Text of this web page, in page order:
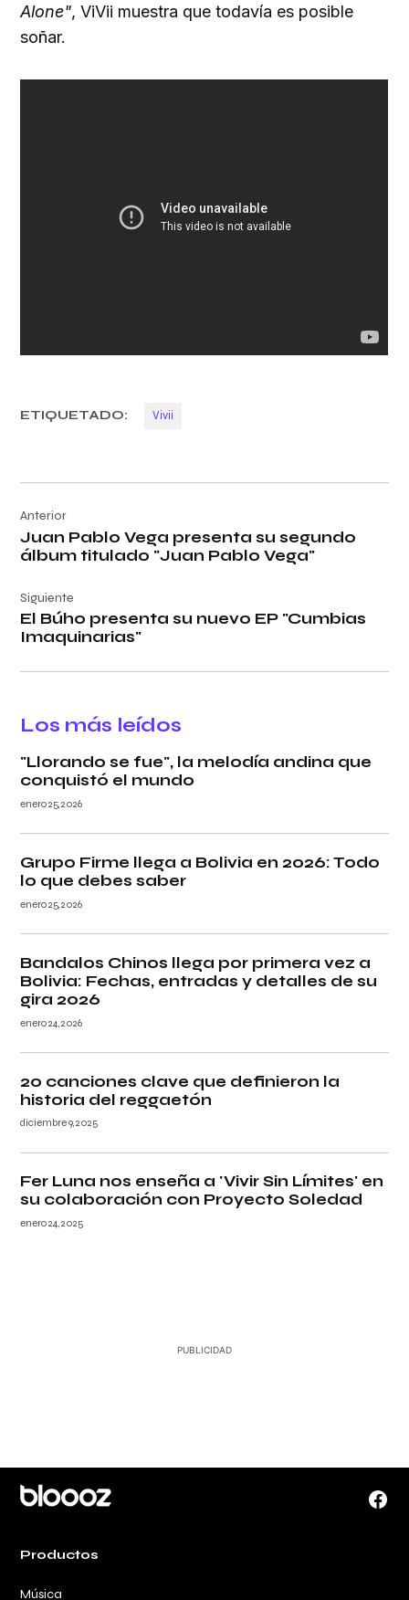
Alone", ViVii muestra que todavía es posible
soñar.
ETIQUETADO: Vivii
de
entradas
Anterior
Juan Pablo Vega presenta su segundo
álbum titulado "Juan Pablo Vega"
Siguiente
El Búho presenta su nuevo EP "Cumbias
Imaquinarias"
Los más leídos
"Llorando se fue", la melodía andina que
conquistó el mundo
enero 25, 2026
Grupo Firme llega a Bolivia en 2026: Todo
lo que debes saber
enero 25, 2026
Bandalos Chinos llega por primera vez a
Bolivia: Fechas, entradas y detalles de su
gira 2026
enero 24, 2026
20 canciones clave que definieron la
historia del reggaetón
diciembre 9, 2025
Fer Luna nos enseña a 'Vivir Sin Límites' en
su colaboración con Proyecto Soledad
enero 24, 2025
Productos
Música